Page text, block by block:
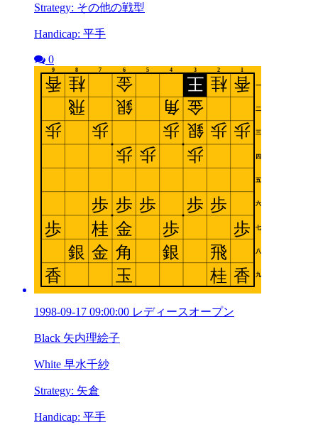
Strategy: その他の戦型
Handicap: 平手
0
1998-09-17 09:00:00 レディースオープン
Black 矢内理絵子
White 早水千紗
Strategy: 矢倉
Handicap: 平手